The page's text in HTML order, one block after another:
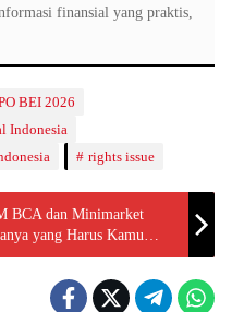
finansial yang praktis,
BEI 2026
Indonesia
rights issue
BCA dan Minimarket
yang Harus Kamu